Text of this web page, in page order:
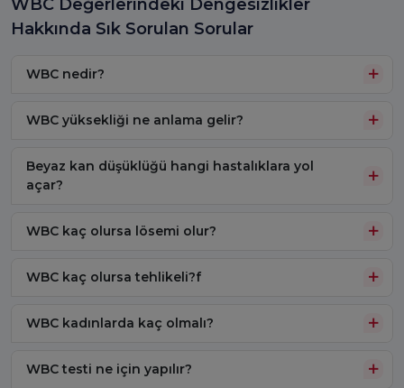
WBC Değerlerindeki Dengesizlikler
Hakkında Sık Sorulan Sorular
WBC nedir?
WBC yüksekliği ne anlama gelir?
Beyaz kan düşüklüğü hangi hastalıklara yol
açar?
WBC kaç olursa lösemi olur?
WBC kaç olursa tehlikeli?f
WBC kadınlarda kaç olmalı?
WBC testi ne için yapılır?